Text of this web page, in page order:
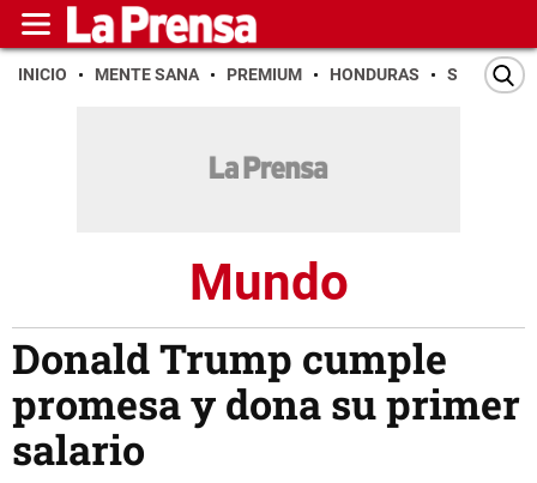
INICIO MENTE SANA PREMIUM HONDURAS SAN PEDRO
Mundo
Donald Trump cumple
promesa y dona su primer
salario